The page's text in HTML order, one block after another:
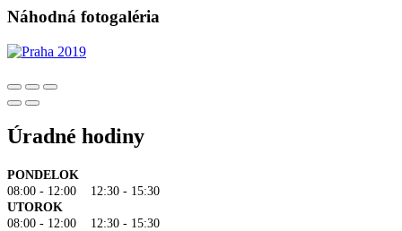
Náhodná fotogaléria
Úradné hodiny
PONDELOK
08:00 - 12:00 12:30 - 15:30
UTOROK
08:00 - 12:00 12:30 - 15:30